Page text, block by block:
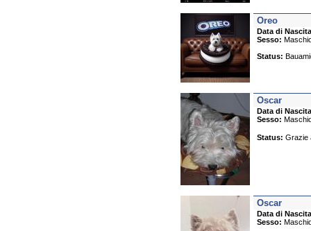
Oreo
Data di
Sesso:
Status:
Oscar
Data di
Sesso:
Status: Grazie
Oscar
Data di
Sesso: